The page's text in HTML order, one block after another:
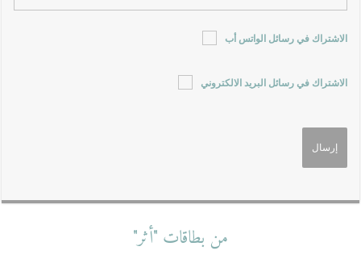
الاشتراك في رسائل الواتس أب
الاشتراك في رسائل البريد الالكتروني
من بطاقات "أثر"